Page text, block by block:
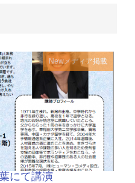
Newメディア掲載
にて講演